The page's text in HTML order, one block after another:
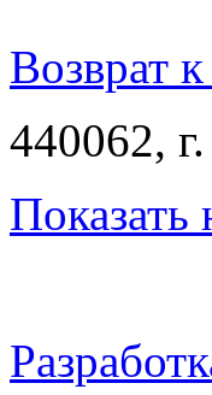
Возврат
440062,
Показать